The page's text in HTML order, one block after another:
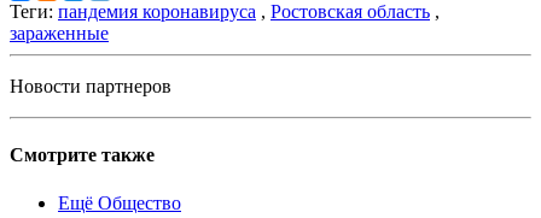
Теги: пандемия коронавируса , Ростовская область ,
зараженные
Новости партнеров
Смотрите также
Ещё Общество